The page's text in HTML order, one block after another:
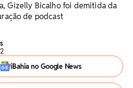
Gizelly Bicalho foi demitida da
de podcast
iBahia no Google News